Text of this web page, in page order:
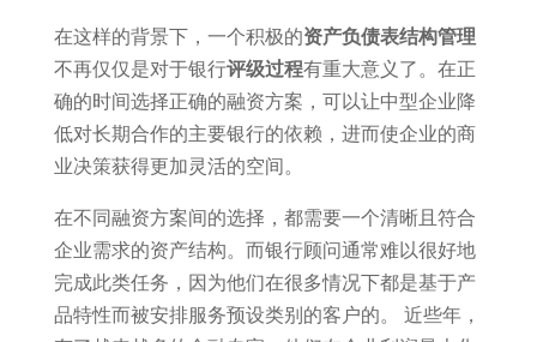
在这样的背景下，一个积极的资产负债表结构管理
不再仅仅是对于银行评级过程有重大意义了。在正
确的时间选择正确的融资方案，可以让中型企业降
低对长期合作的主要银行的依赖，进而使企业的商
业决策获得更加灵活的空间。
在不同融资方案间的选择，都需要一个清晰且符合
企业需求的资产结构。而银行顾问通常难以很好地
完成此类任务，因为他们在很多情况下都是基于产
品特性而被安排服务预设类别的客户的。 近些年，